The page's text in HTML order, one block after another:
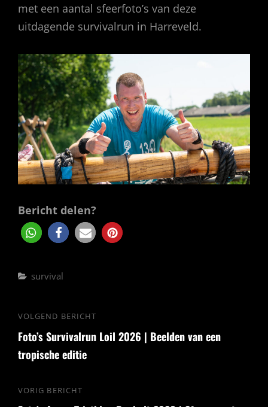
met een aantal sfeerfoto’s van deze
uitdagende survivalrun in Harreveld.
Bericht delen?
Categorieën
survival
Bericht
navigatie
Vorig
VORIG BERICHT
Volgend
bericht
VOLGEND BERICHT
Foto’s Survivalrun Loil 2026 | Beelden van een
tropische editie